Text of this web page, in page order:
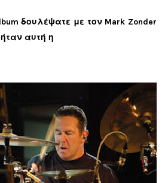
δουλέψατε με τον Mark Zonder
αυτή η